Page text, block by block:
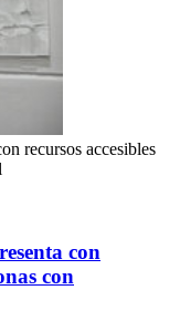
recursos accesibles
con
con